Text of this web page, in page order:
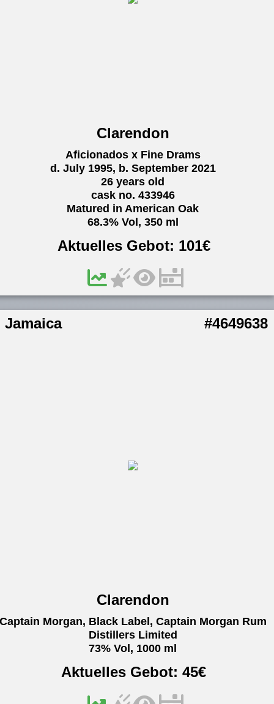
Clarendon
Aficionados x Fine Drams
d. July 1995, b. September 2021
26 years old
cask no. 433946
Matured in American Oak
68.3% Vol, 350 ml
Aktuelles Gebot: 101€
Jamaica #4649638
Clarendon
Morgan, Black Label, Captain Morgan Rum
Distillers Limited
73% Vol, 1000 ml
Aktuelles Gebot:45€